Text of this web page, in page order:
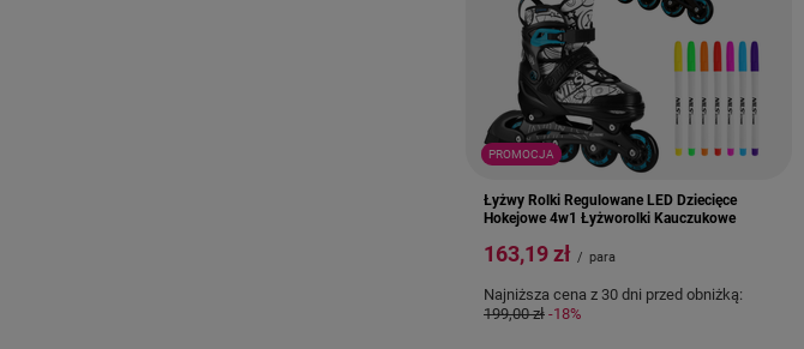
PROMOCJA
Łyżwy Rolki Regulowane LED Dziecięce
Hokejowe 4w1 Łyżworolki Kauczukowe
163,19 zł / para
Najniższa cena z 30 dni przed obniżką:
199,00 zł -18%